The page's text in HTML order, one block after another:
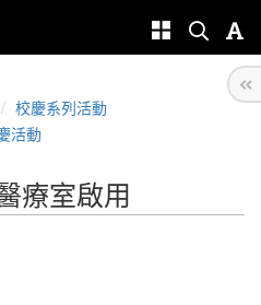
校慶系列活動
活動
療室啟用